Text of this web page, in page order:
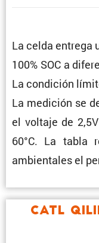
La celda entrega
100% SOC a
La condi­ción
La medición se
el voltaje de
60°C. La tabla
ambien­tales el
CATL